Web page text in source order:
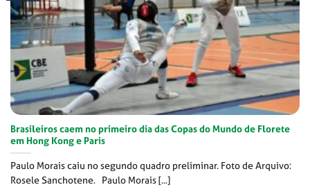
Brasileiros caem no primeiro dia das Copas do Mundo de Florete
em Hong Kong e Paris
Paulo Morais caiu no segundo quadro preliminar. Foto de Arquivo:
Rosele Sanchotene. Paulo Morais [...]